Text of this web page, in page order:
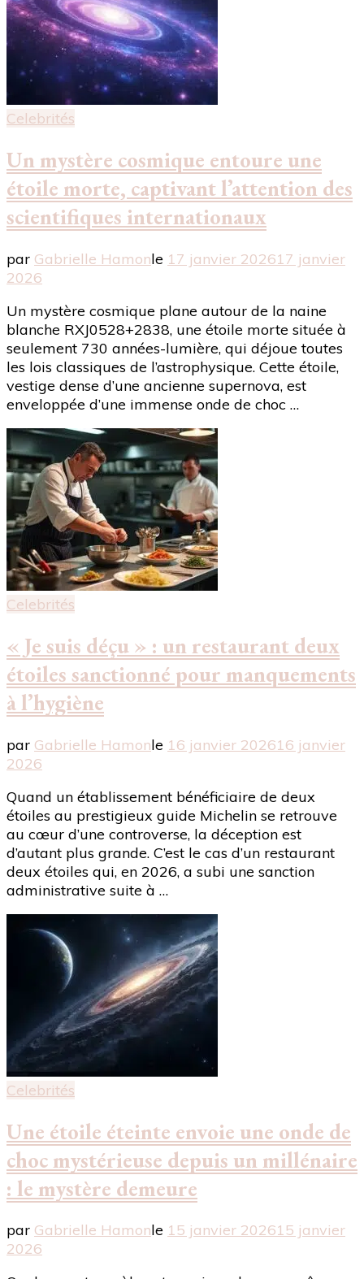
Celebrités
Un mystère cosmique entoure une
étoile morte, captivant l’attention des
scientifiques internationaux
par Gabrielle Hamonle 17 janvier 202617 janvier
2026
Un mystère cosmique plane autour de la naine
blanche RXJ0528+2838, une étoile morte située à
seulement 730 années-lumière, qui déjoue toutes
les lois classiques de l’astrophysique. Cette étoile,
vestige dense d’une ancienne supernova, est
enveloppée d’une immense onde de choc …
Celebrités
« Je suis déçu » : un restaurant deux
étoiles sanctionné pour manquements
à l’hygiène
par Gabrielle Hamonle 16 janvier 202616 janvier
2026
Quand un établissement bénéficiaire de deux
étoiles au prestigieux guide Michelin se retrouve
au cœur d’une controverse, la déception est
d’autant plus grande. C’est le cas d’un restaurant
deux étoiles qui, en 2026, a subi une sanction
administrative suite à …
Celebrités
Une étoile éteinte envoie une onde de
choc mystérieuse depuis un millénaire
: le mystère demeure
par Gabrielle Hamonle 15 janvier 202615 janvier
2026